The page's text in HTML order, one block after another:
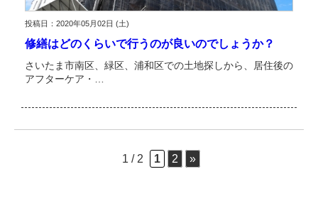
投稿日：2020年05月02日 (土)
修繕はどのくらいで行うのが良いのでしょうか？
さいたま市南区、緑区、浦和区での土地探しから、居住後の
アフターケア・…
1 / 2 1 2 »